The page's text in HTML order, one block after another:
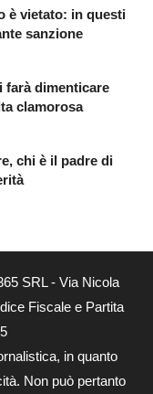
è vietato: in questi
sanzione
farà dimenticare
clamorosa
chi è il padre di
SRL - Via Nicola
Fiscale e Partita
in quanto
Non può pertanto